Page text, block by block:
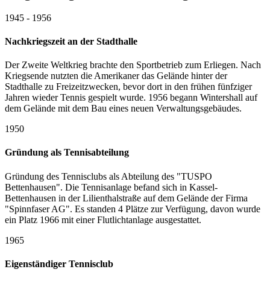
1945 - 1956
Nachkriegszeit an der Stadthalle
Der Zweite Weltkrieg brachte den Sportbetrieb zum Erliegen. Nach
Kriegsende nutzten die Amerikaner das Gelände hinter der
Stadthalle zu Freizeitzwecken, bevor dort in den frühen fünfziger
Jahren wieder Tennis gespielt wurde. 1956 begann Wintershall auf
dem Gelände mit dem Bau eines neuen Verwaltungsgebäudes.
1950
Gründung als Tennisabteilung
Gründung des Tennisclubs als Abteilung des "TUSPO
Bettenhausen". Die Tennisanlage befand sich in Kassel-
Bettenhausen in der Lilienthalstraße auf dem Gelände der Firma
"Spinnfaser AG". Es standen 4 Plätze zur Verfügung, davon wurde
ein Platz 1966 mit einer Flutlichtanlage ausgestattet.
1965
Eigenständiger Tennisclub